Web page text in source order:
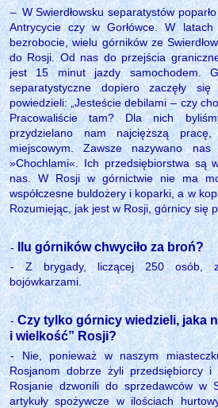
‒ W Swierdłowsku separatystów
Antrycycie czy w Gorłówce. W
bezrobocie, wielu górników ze
do Rosji. Od nas do przejścia
jest 15 minut jazdy samochodem.
separatystyczne dopiero zaczęły
powiedzieli: „Jesteście debilami ‒ czy
Pracowaliście tam? Dla nich
przydzielano nam najcięższą
miejscowym. Zawsze nazywano nas
»Chochlami«. Ich przedsiębiorstwa są
nas. W Rosji w górnictwie nie ma
współczesne buldożery i koparki, a w
Rozumiejąc, jak jest w Rosji, górnicy się
- Ilu górników chwyciło za broń?
- Z brygady, liczącej 250 osób,
bojówkarzami.
- Czy tylko górnicy wiedzieli, jaka
i wielkość” Rosji?
- Nie, ponieważ w naszym
Rosjanom dobrze żyli przedsiębiorcy i
Rosjanie dzwonili do sprzedawców w
artykuły spożywcze w ilościach